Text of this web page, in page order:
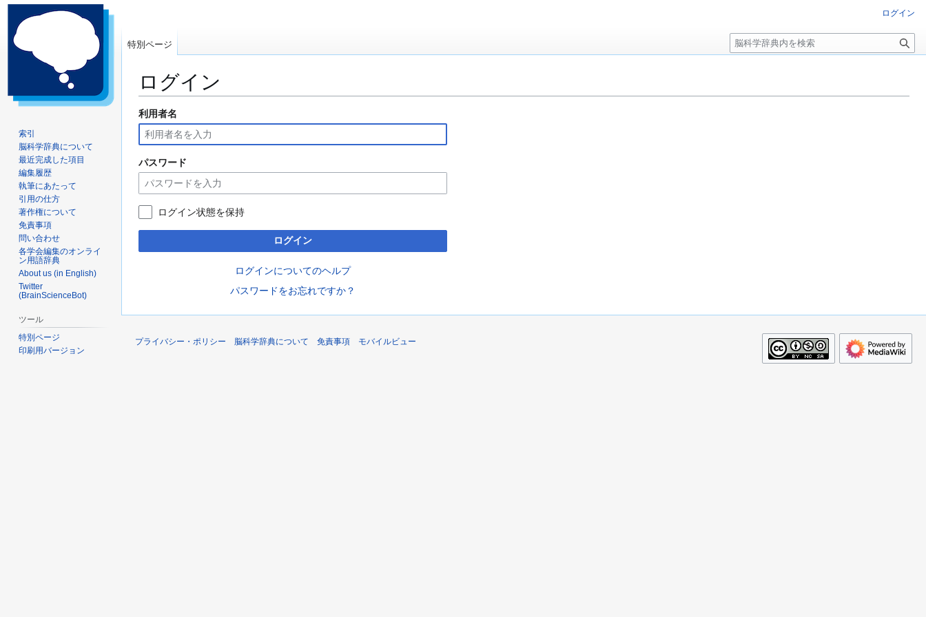
ログイン
ナ
ビ
ゲ
ー
シ
ョ
ン
に
動
検
索
に
移
動
利用者名
パスワード
ログイン状態を保持
ログイン
ログインについてのヘルプ
パスワードをお忘れですか？
ログイン
特別ページ
検
索
索引
脳科学辞典について
最近完成した項目
編集履歴
執筆にあたって
引用の仕方
著作権について
免責事項
問い合わせ
各学会編集のオンライ
ン用語辞典
About us (in English)
Twitter
(BrainScienceBot)
ツール
特別ページ
印刷用バージョン
プライバシー・ポリシー 脳科学辞典について 免責事項 モバイルビュー